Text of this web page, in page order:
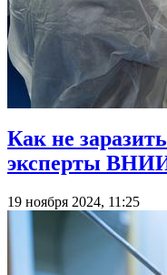
Как не
эксперты
19 ноября 2024, 11:25